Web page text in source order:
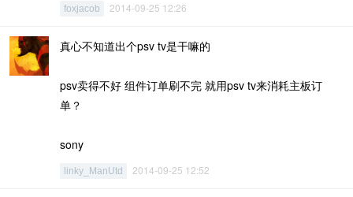
foxjacob 2014-09-25 12:26
真心不知道出个psv tv是干嘛的
psv卖得不好 组件订单刷不完 就用psv tv来消耗主板订
单？
sony
linky_ManUtd 2014-09-25 12:52